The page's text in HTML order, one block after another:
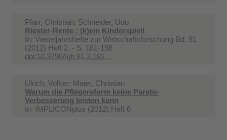
Pfarr, Christian; Schneider, Udo
Riester-Rente : (k)ein Kinderspiel!
In: Vierteljahrshefte zur Wirtschaftsforschung Bd. 81
(2012) Heft 2. - S. 181-198
doi:10.3790/vjh.81.2.181 ...
Ulrich, Volker; Maier, Christian
Warum die Pflegereform keine Pareto-
Verbesserung leisten kann
In: IMPLICONplus (2012) Heft 6